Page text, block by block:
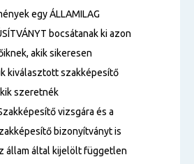
egy ÁLLAMILAG
bocsátanak ki azon
akik sikeresen
kiválasztott szakképesítő
szeretnék
vizsgára és a
bizonyítványt is
állam által kijelölt független